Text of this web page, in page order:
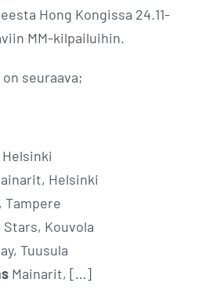
Hong Kongissa 24.11-
MM-kilpailuihin.
seuraava;
Helsinki
Helsinki
Tampere
Stars, Kouvola
Tuusula
Mainarit, […]